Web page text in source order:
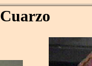
Cuarzo